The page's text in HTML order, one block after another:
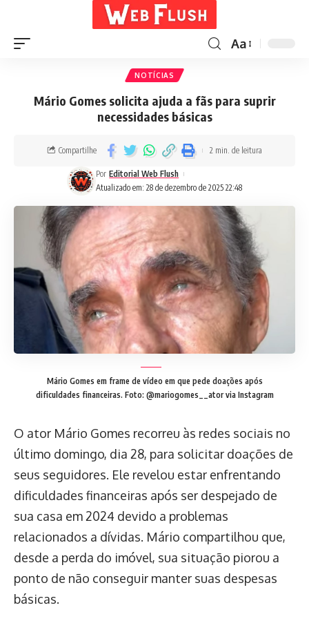
Aa
NOTÍCIAS
Mário Gomes solicita ajuda a fãs para suprir
necessidades básicas
Atualizado em: 28 de dezembro de 2025 22:48
Por Editorial Web Flush
Compartilhe 2 min. de leitura
Mário Gomes em frame de vídeo em que pede doações após
dificuldades financeiras. Foto: @mariogomes__ator via Instagram
O ator Mário Gomes recorreu às redes sociais no
último domingo, dia 28, para solicitar doações de
seus seguidores. Ele revelou estar enfrentando
dificuldades financeiras após ser despejado de
sua casa em 2024 devido a problemas
relacionados a dívidas. Mário compartilhou que,
desde a perda do imóvel, sua situação piorou a
ponto de não conseguir manter suas despesas
básicas.